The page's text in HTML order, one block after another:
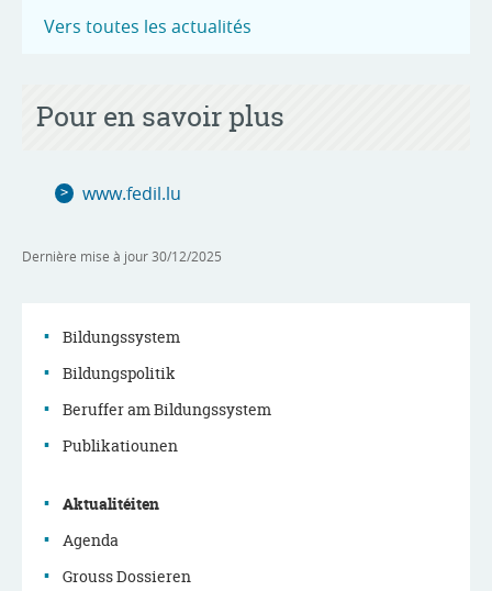
Vers toutes les actualités
Pour en savoir plus
www.fedil.lu
Dernière mise à jour30/12/2025
Menu
de
navigation
principale
Bildungssystem
Bildungspolitik
Beruffer am Bildungssystem
Publikatiounen
Aktualitéiten
Agenda
Grouss Dossieren